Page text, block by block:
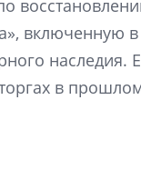
включенную в
наследия.
в